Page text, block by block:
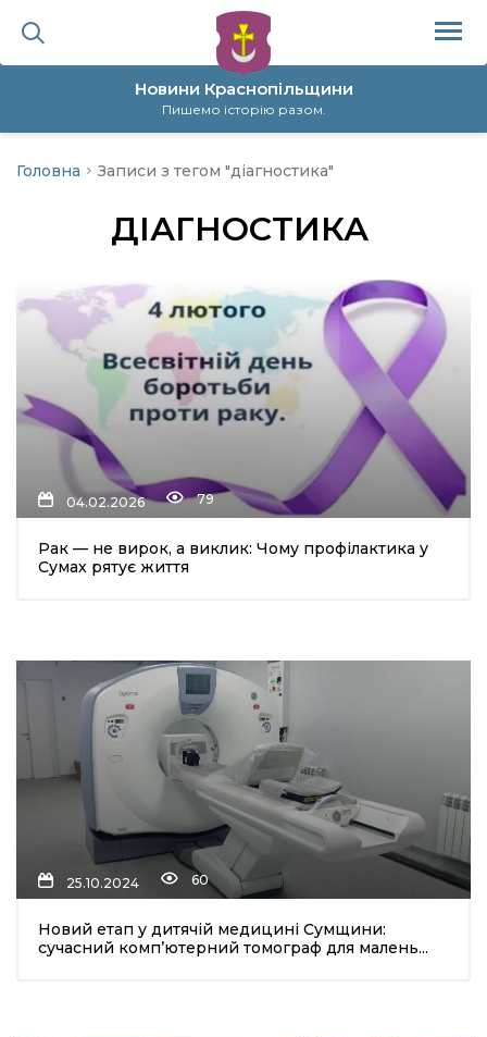
Новини Краснопільщини
Пишемо історію разом.
політика
Головна Записи з тегом "діагностика"
ДІАГНОСТИКА
04.02.2026 79
Рак — не вирок, а виклик: Чому профілактика у
Сумах рятує життя
25.10.2024 60
Новий етап у дитячій медицині Сумщини:
сучасний комп’ютерний томограф для малень...